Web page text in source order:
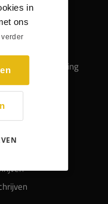
en levering
in
ons
verder